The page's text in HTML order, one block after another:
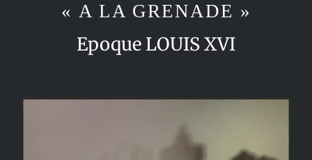
« A LA GRENADE »
Epoque LOUIS XVI